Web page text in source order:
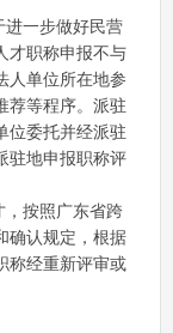
进一步做好民营
才职称申报不与
人单位所在地参
荐等程序。派驻
位委托并经派驻
驻地申报职称评
，按照广东省跨
确认规定，根据
称经重新评审或